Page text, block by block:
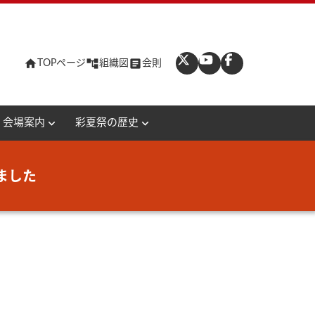
home TOPページaccount_tree組織図 article会則
会場案内 expand_more 彩夏祭の歴史 expand_more
した